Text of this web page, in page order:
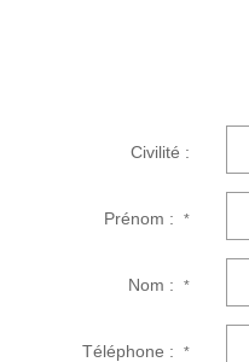
Civilité :
Prénom :*
Nom :*
Téléphone :*